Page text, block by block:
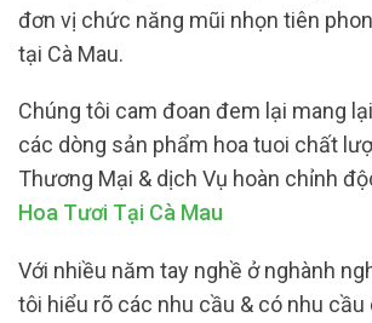
đơn vị chức năng mũi nhọn tiên
tại Cà Mau.
Chúng tôi cam đoan đem lại mang
các dòng sản phẩm hoa tuoi chất
Thương Mại & dịch Vụ hoàn chỉnh
Hoa Tươi Tại Cà Mau
Với nhiều năm tay nghề ở nghành
tôi hiểu rõ các nhu cầu & có nhu